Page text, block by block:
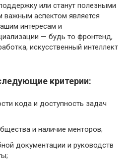
или станут полезными
аспектом является
интересам и
— будь то фронтенд,
искусственный интеллект
критерии:
кода и доступность задач
и наличие менторов;
документации и руководств